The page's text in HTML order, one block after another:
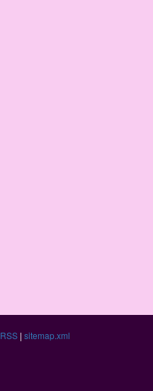
RSS | sitemap.xml